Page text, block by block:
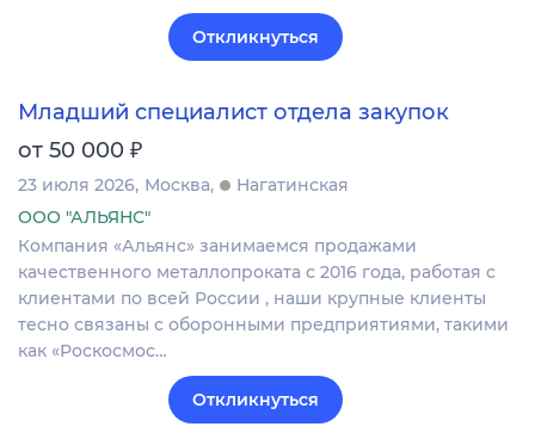
Откликнуться
Младший специалист отдела закупок
от 50 000 ₽
23 июля 2026 Москва
Нагатинская
ООО "АЛЬЯНС"
Компания «Альянс» занимаемся продажами
качественного металлопроката с 2016 года, работая с
клиентами по всей России , наши крупные клиенты
тесно связаны с оборонными предприятиями, такими
как «Роскосмос…
Откликнуться